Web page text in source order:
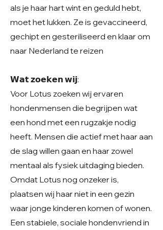
als je haar hart wint en geduld hebt,
moet het lukken. Ze is gevaccineerd,
gechipt en gesteriliseerd en klaar om
naar Nederland te reizen
𝗪𝗮𝘁 𝘇𝗼𝗲𝗸𝗲𝗻 𝘄𝗶𝗷:
Voor Lotus zoeken wij ervaren
hondenmensen die begrijpen wat
een hond met een rugzakje nodig
heeft. Mensen die actief met haar aan
de slag willen gaan en haar zowel
mentaal als fysiek uitdaging bieden.
Omdat Lotus nog onzeker is,
plaatsen wij haar niet in een gezin
waar jonge kinderen komen of wonen.
Een stabiele, sociale hondenvriend in